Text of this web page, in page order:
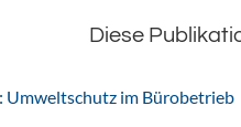
Diese
im Bürobetrieb